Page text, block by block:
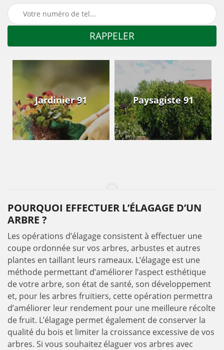
Jardinier 91 Paysagiste 91
POURQUOI EFFECTUER L’ÉLAGAGE D’UN
ARBRE ?
Les opérations d’élagage consistent à effectuer une
coupe ordonnée sur vos arbres, arbustes et autres
plantes en taillant leurs rameaux. L’élagage est une
méthode permettant d’améliorer l’aspect esthétique
de votre arbre, son état de santé, son développement
et, pour les arbres fruitiers, cette opération permettra
d’améliorer leur rendement pour une meilleure récolte
de fruit. L’élagage permet également de conserver la
qualité du bois et limiter la croissance excessive de vos
arbres. Si vous souhaitez élaguer vos arbres avec